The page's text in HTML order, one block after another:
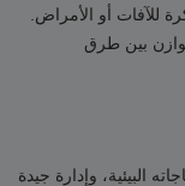
للآفات أو الأمراض.
توازن بين طرق
البيئية، وإدارة جيدة